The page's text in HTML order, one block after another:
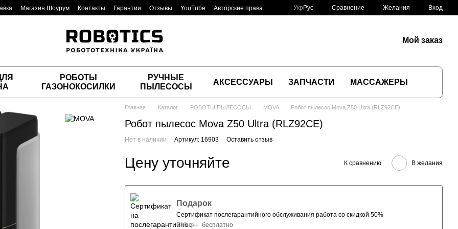
Магазин Шоурум Контакты Гарантии Отзывы YouTube
Авторские права
Укр Рус Сравнение Желания Вход
Мой заказ
РОБОТЫ
ГАЗОНОКОСИЛКИ
РУЧНЫЕ
ПЫЛЕСОСЫ
АКСЕССУАРЫ ЗАПЧАСТИ МАССАЖЕРЫ
Главная Каталог РОБОТЫ ПЫЛЕСОСЫ MOVA Робот пылесос Mova Z50 Ultra (RLZ92CE)
Робот пылесос Mova Z50 Ultra (RLZ92CE)
Нет в наличии Артикул: 16903 Оставить отзыв
Цену уточняйте К сравнению В желания
Подарок
Сертификат послегарантийного обслуживания работа со скидкой 50%
999 грн бесплатно